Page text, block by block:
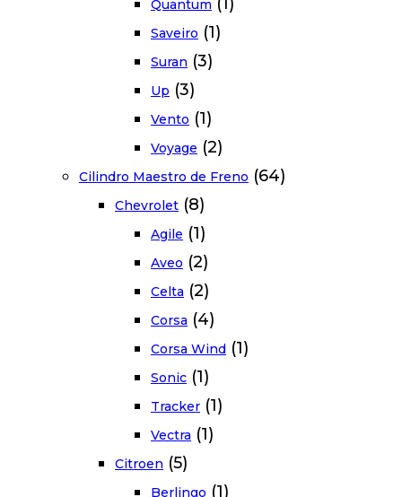
Quantum
Saveiro (1)
Suran (3)
Up (3)
Vento (1)
Voyage (2)
Cilindro Maestro de Freno (64)
Chevrolet (8)
Agile (1)
Aveo (2)
Celta (2)
Corsa (4)
Corsa Wind (1)
Sonic (1)
Tracker (1)
Vectra (1)
Citroen (5)
Berlingo (1)